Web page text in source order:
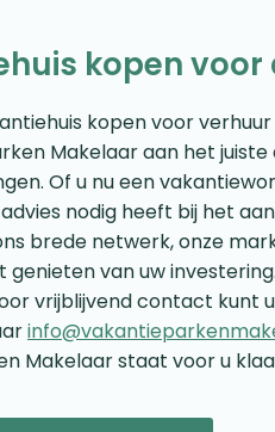
kopen voor
kopen voor
Makelaar aan het
Of u nu een
nodig heeft bij het
brede netwerk, onze
genieten van uw
vrijblijvend contact kunt
Makelaar staat voor u